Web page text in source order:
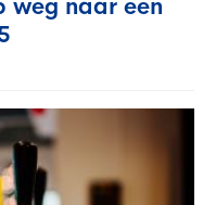
weg naar een